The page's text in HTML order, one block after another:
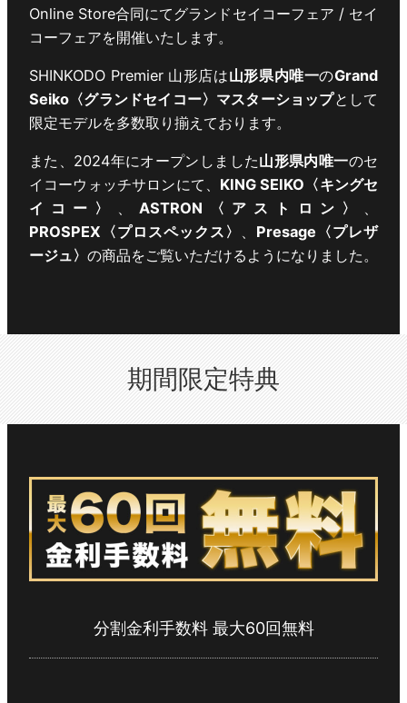
Online Store合同にてグランドセイコーフェア / セイ
コーフェアを開催いたします。
SHINKODO Premier 山形店は山形県内唯一のGrand
Seiko〈グランドセイコー〉マスターショップとして
限定モデルを多数取り揃えております。
また、2024年にオープンしました山形県内唯一のセ
イコーウォッチサロンにて、 KING SEIKO〈キングセ
イコー〉
、 ASTRON〈アストロン〉 、
PROSPEX〈プロスペックス〉 、 Presage〈プレザ
ージュ〉 の商品をご覧いただけるようになりました。
期間限定特典
分割金利手数料 最大60回無料